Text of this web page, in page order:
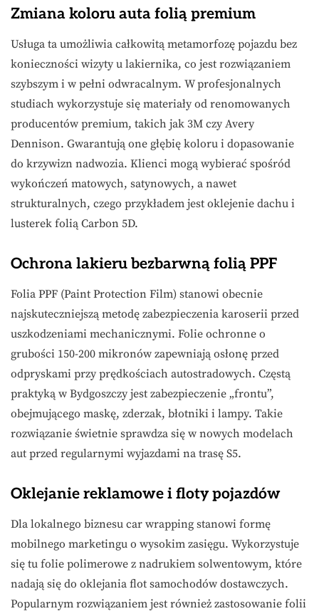
Zmiana koloru auta folią premium
Usługa ta umożliwia całkowitą metamorfozę pojazdu bez
konieczności wizyty u lakiernika, co jest rozwiązaniem
szybszym i w pełni odwracalnym. W profesjonalnych
studiach wykorzystuje się materiały od renomowanych
producentów premium, takich jak 3M czy Avery
Dennison. Gwarantują one głębię koloru i dopasowanie
do krzywizn nadwozia. Klienci mogą wybierać spośród
wykończeń matowych, satynowych, a nawet
strukturalnych, czego przykładem jest oklejenie dachu i
lusterek folią Carbon 5D.
Ochrona lakieru bezbarwną folią PPF
Folia PPF (Paint Protection Film) stanowi obecnie
najskuteczniejszą metodę zabezpieczenia karoserii przed
uszkodzeniami mechanicznymi. Folie ochronne o
grubości 150-200 mikronów zapewniają osłonę przed
odpryskami przy prędkościach autostradowych. Częstą
praktyką w Bydgoszczy jest zabezpieczenie „frontu”,
obejmującego maskę, zderzak, błotniki i lampy. Takie
rozwiązanie świetnie sprawdza się w nowych modelach
aut przed regularnymi wyjazdami na trasę S5.
Oklejanie reklamowe i floty pojazdów
Dla lokalnego biznesu car wrapping stanowi formę
mobilnego marketingu o wysokim zasięgu. Wykorzystuje
się tu folie polimerowe z nadrukiem solwentowym, które
nadają się do oklejania flot samochodów dostawczych.
Popularnym rozwiązaniem jest również zastosowanie folii